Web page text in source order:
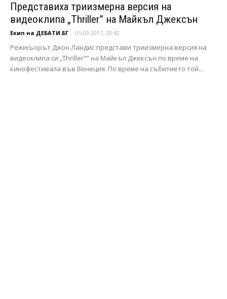
Представиха триизмерна версия на
видеоклипа „Thriller” на Майкъл Джексън
Екип на ДЕБАТИ.БГ - 05.09.2017, 20:42
Режисьорът Джон Ландис представи триизмерна версия на
видеоклипа си „Thriller"” на Майкъл Джексън по време на
кинофестивала във Венеция. По време на събитието той...